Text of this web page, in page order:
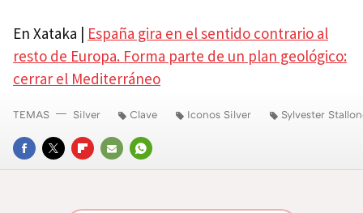
En Xataka | España gira en el sentido contrario al
resto de Europa. Forma parte de un plan geológico:
cerrar el Mediterráneo
FACEBOOK
TWITTERFLIPBOARD
E-
WHATSAPP
TEMAS Silver Clave Iconos Silver Sylvester